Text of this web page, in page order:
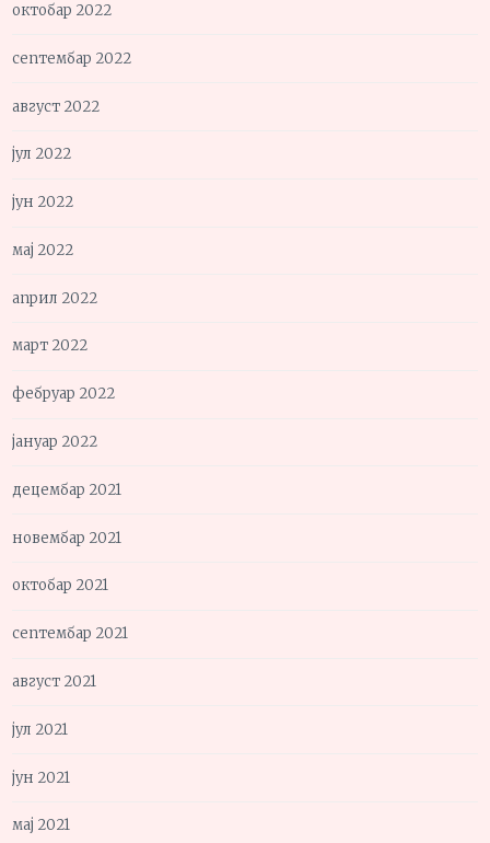
октобар 2022
септембар 2022
август 2022
јул 2022
јун 2022
мај 2022
април 2022
март 2022
фебруар 2022
јануар 2022
децембар 2021
новембар 2021
октобар 2021
септембар 2021
август 2021
јул 2021
јун 2021
мај 2021